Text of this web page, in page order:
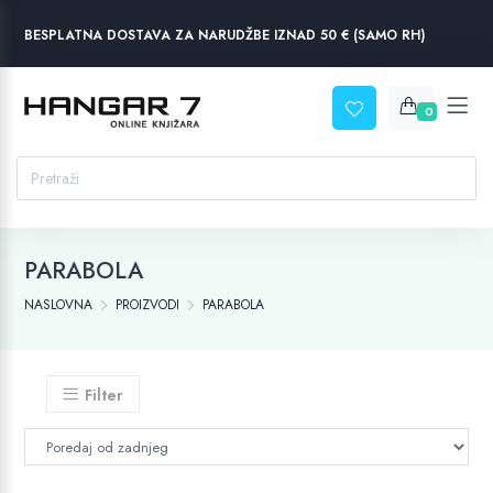
BESPLATNA DOSTAVA ZA NARUDŽBE IZNAD 50 € (SAMO RH)
0
PARABOLA
NASLOVNA PROIZVODI PARABOLA
Filter